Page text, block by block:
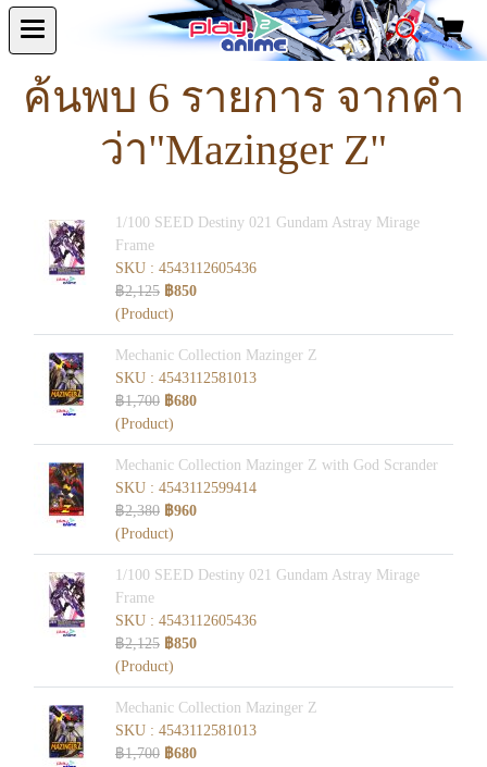
ค้นพบ 6 รายการ จากคำ
ว่า"Mazinger Z"
1/100 SEED Destiny 021 Gundam Astray Mirage
Frame
SKU : 4543112605436
฿2,125 ฿850
(Product)
Mechanic Collection Mazinger Z
SKU : 4543112581013
฿1,700 ฿680
(Product)
Mechanic Collection Mazinger Z with God Scrander
SKU : 4543112599414
฿2,380 ฿960
(Product)
1/100 SEED Destiny 021 Gundam Astray Mirage
Frame
SKU : 4543112605436
฿2,125 ฿850
(Product)
Mechanic Collection Mazinger Z
SKU : 4543112581013
฿1,700 ฿680